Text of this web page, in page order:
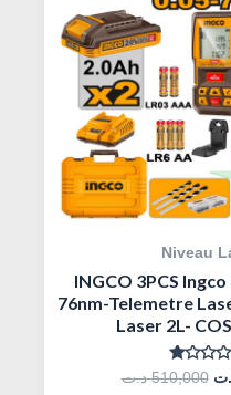
Niveau
INGCO 3PCS
76nm-Telemetre
Laser 2L-
Note
510,000 د.ت